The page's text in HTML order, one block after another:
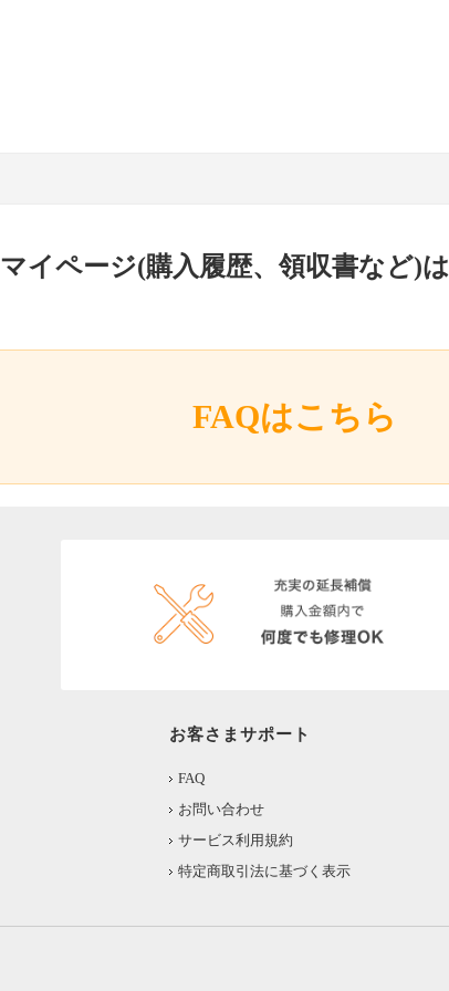
マイページ(購入履歴、領収書など)は
FAQはこちら
お客さまサポート
FAQ
お問い合わせ
サービス利用規約
特定商取引法に基づく表示